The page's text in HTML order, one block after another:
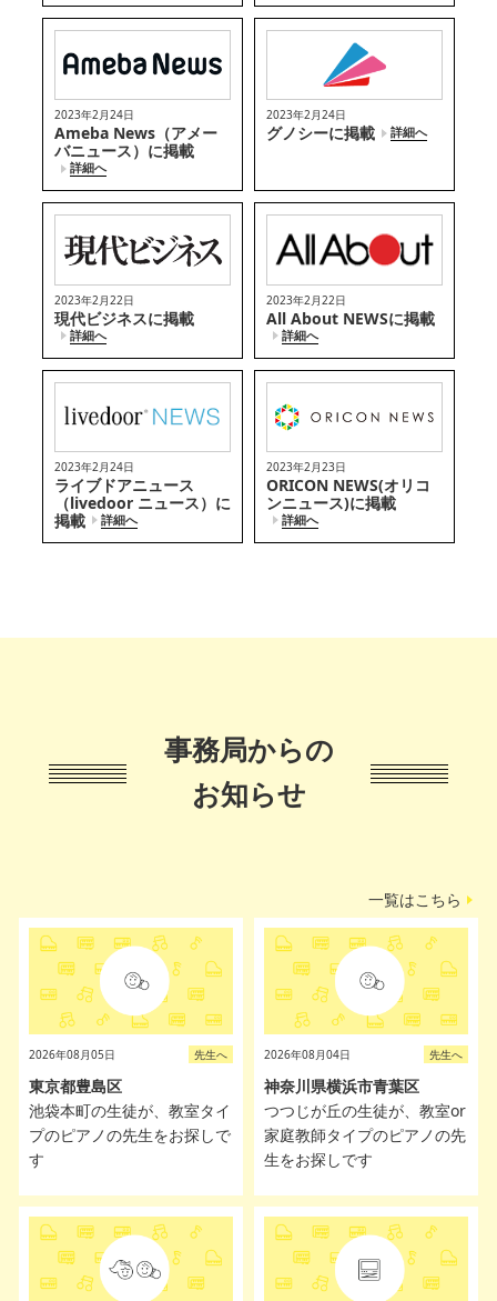
2023年2月24日
Ameba News（アメー
バニュース）に掲載
詳細へ
2023年2月24日
グノシーに掲載 詳細へ
2023年2月22日
現代ビジネスに掲載
詳細へ
2023年2月22日
All About NEWSに掲載
詳細へ
2023年2月24日
ライブドアニュース
（livedoor ニュース）に
掲載
詳細へ
2023年2月23日
ORICON NEWS(オリコ
ンニュース)に掲載
詳細へ
事務局からの
お知らせ
一覧はこちら
2026年08月05日 先生へ
東京都豊島区
池袋本町の生徒が、教室タイ
プのピアノの先生をお探しで
す
2026年08月04日 先生へ
神奈川県横浜市青葉区
つつじが丘の生徒が、教室or
家庭教師タイプのピアノの先
生をお探しです